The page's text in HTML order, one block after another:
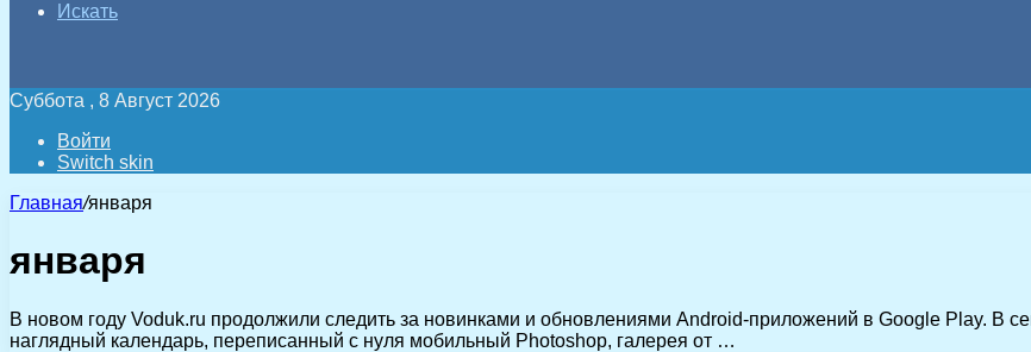
Искать
Суббота , 8 Август 2026
Войти
Switch skin
Главная/января
января
В новом году Voduk.ru продолжили следить за новинками и обновлениями Android-приложений в Google Play.
наглядный календарь, переписанный с нуля мобильный Photoshop, галерея от …